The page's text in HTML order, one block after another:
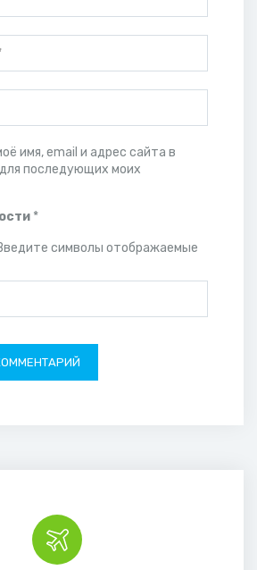
имя, email и адрес сайта в
последующих моих
*
символы отображаемые